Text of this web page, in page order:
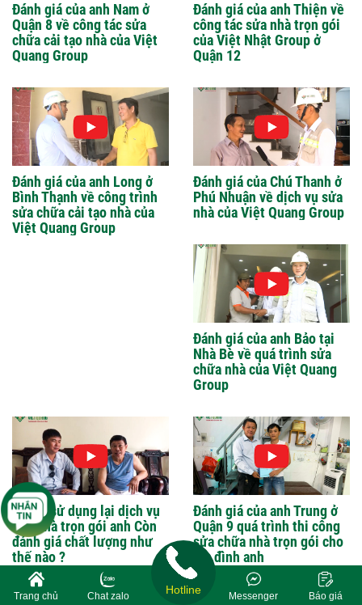
Đánh giá của anh Nam ở
Quận 8 về công tác sửa
chữa cải tạo nhà của Việt
Quang Group
Đánh giá của anh Thiện về
công tác sửa nhà trọn gói
của Việt Nhật Group ở
Quận 12
Đánh giá của anh Long ở
Bình Thạnh về công trình
sửa chữa cải tạo nhà của
Việt Quang Group
Đánh giá của Chú Thanh ở
Phú Nhuận về dịch vụ sửa
nhà của Việt Quang Group
Đánh giá của anh Bảo tại
Nhà Bè về quá trình sửa
chữa nhà của Việt Quang
Group
6 năm sử dụng lại dịch vụ
sửa nhà trọn gói anh Còn
đánh giá chất lượng như
thế nào ?
Đánh giá của anh Trung ở
Quận 9 quá trình thi công
sửa chữa nhà trọn gói cho
gia đình anh
Trang chủ Chat zalo Báo giá
Messenger
Hotline